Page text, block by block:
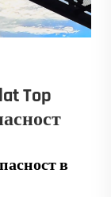
Top
в